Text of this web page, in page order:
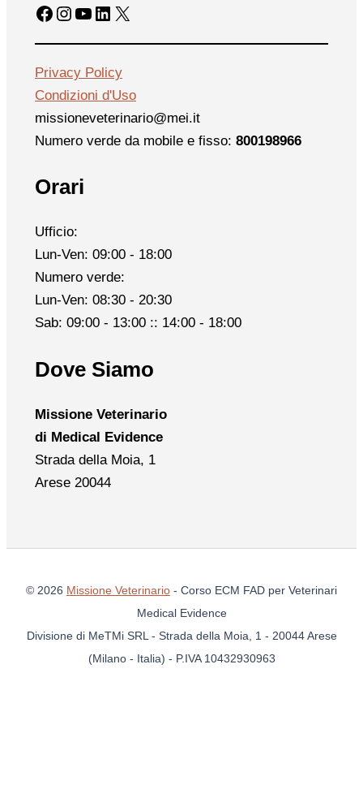
Facebook
Instagram
YouTube
LinkedIn
X
Privacy Policy
Condizioni d'Uso
missioneveterinario@mei.it
Numero verde da mobile e fisso: 800198966
Orari
Ufficio:
Lun-Ven: 09:00 - 18:00
Numero verde:
Lun-Ven: 08:30 - 20:30
Sab: 09:00 - 13:00 :: 14:00 - 18:00
Dove Siamo
Missione Veterinario
di Medical Evidence
Strada della Moia, 1
Arese 20044
© 2026 Missione Veterinario - Corso ECM FAD per Veterinari
Medical Evidence
Divisione di MeTMi SRL - Strada della Moia, 1 - 20044 Arese
(Milano - Italia) - P.IVA 10432930963